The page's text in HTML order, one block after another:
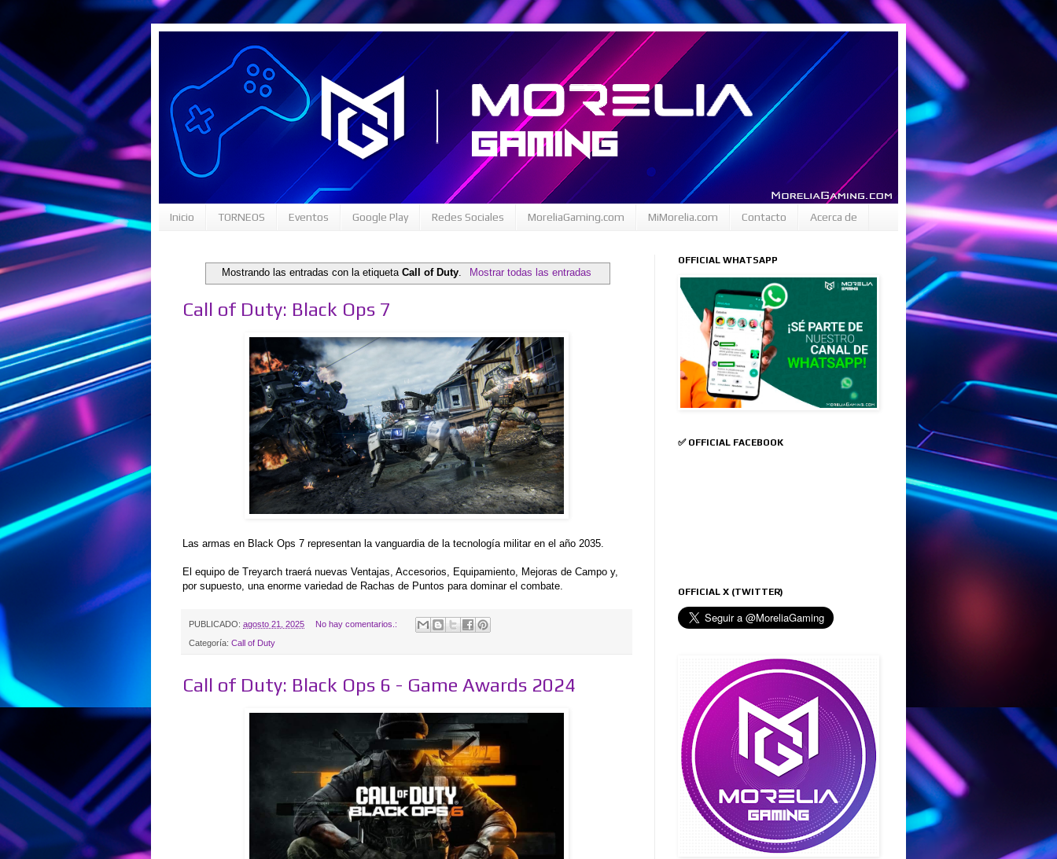
Inicio TORNEOS Eventos Google Play Redes Sociales MoreliaGaming.com MiMorelia.com Contacto Acerca de
Mostrando las entradas con la etiquetaCall of Duty Mostrar todas las entradas
Call of Duty: Black Ops 7
Las armas en Black Ops 7 representan la vanguardia de la tecnología militar en el año 2035.
El equipo de Treyarch traerá nuevas Ventajas, Accesorios, Equipamiento, Mejoras de Campo y,
por supuesto, una enorme variedad de Rachas de Puntos para dominar el combate.
PUBLICADO: agosto 21, 2025 No hay comentarios.:
Categoría: Call of Duty
Call of Duty: Black Ops 6 - Game Awards 2024
OFFICIAL WHATSAPP
✅ OFFICIAL FACEBOOK
OFFICIAL X (TWITTER)